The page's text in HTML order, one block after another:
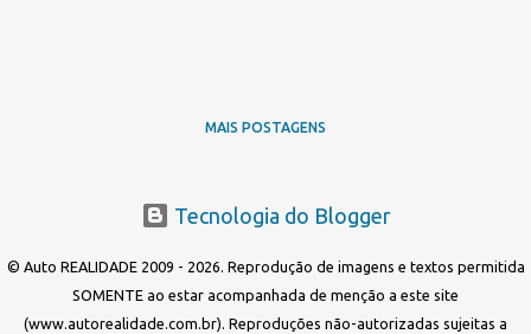
MAIS POSTAGENS
Tecnologia do Blogger
© Auto REALIDADE 2009 - 2026. Reprodução de imagens e textos permitida
SOMENTE ao estar acompanhada de menção a este site
(www.autorealidade.com.br). Reproduções não-autorizadas sujeitas a